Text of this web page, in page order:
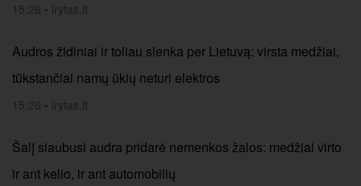
15:26 • lrytas.lt
Audros židiniai ir toliau slenka per Lietuvą: virsta medžiai,
tūkstančiai namų ūkių neturi elektros
15:26 • lrytas.lt
Šalį siaubusi audra pridarė nemenkos žalos: medžiai virto
ir ant kelio, ir ant automobilių